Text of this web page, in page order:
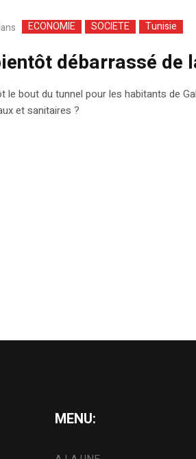
ECONOMIE SOCIETE Tunisie
débarrassé
le bout du tunnel pour les habitants de
et sanitaires ?
MENU: